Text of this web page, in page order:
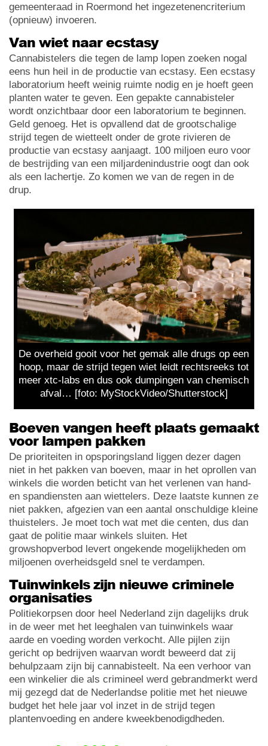
gemeenteraad in Roermond het ingezetenencriterium
(opnieuw) invoeren.
Van wiet naar ecstasy
Cannabistelers die tegen de lamp lopen zoeken nogal
eens hun heil in de productie van ecstasy. Een ecstasy
laboratorium heeft weinig ruimte nodig en je hoeft geen
planten water te geven. Een gepakte cannabisteler
wordt onzichtbaar door een laboratorium te beginnen.
Geld genoeg. Het is opvallend dat de grootschalige
strijd tegen de wietteelt onder de grote rivieren de
productie van ecstasy aanjaagt. 100 miljoen euro voor
de bestrijding van een miljardenindustrie oogt dan ook
als een lachertje. Zo komen we van de regen in de
drup.
De overheid gooit voor het gemak alle drugs op een
hoop, maar de strijd tegen wiet leidt rechtsreeks tot
meer xtc-labs en dus ook dumpingen van chemisch
afval… [foto: MyStockVideo/Shutterstock]
Boeven vangen heeft plaats gemaakt
voor lampen pakken
De prioriteiten in opsporingsland liggen dezer dagen
niet in het pakken van boeven, maar in het oprollen van
winkels die worden beticht van het verlenen van hand-
en spandiensten aan wiettelers. Deze laatste kunnen ze
niet pakken, afgezien van een aantal onschuldige kleine
thuistelers. Je moet toch wat met die centen, dus dan
gaat de politie maar winkels sluiten. Het
growshopverbod levert ongekende mogelijkheden om
miljoenen overheidsgeld snel te verdampen.
Tuinwinkels zijn nieuwe criminele
organisaties
Politiekorpsen door heel Nederland zijn dagelijks druk
in de weer met het leeghalen van tuinwinkels waar
aarde en voeding worden verkocht. Alle pijlen zijn
gericht op bedrijven waarvan wordt beweerd dat zij
behulpzaam zijn bij cannabisteelt. Na een verhoor van
een winkelier die als crimineel werd gebrandmerkt werd
mij gezegd dat de Nederlandse politie met het nieuwe
budget het hele jaar vol inzet in de strijd tegen
plantenvoeding en andere kweekbenodigdheden.